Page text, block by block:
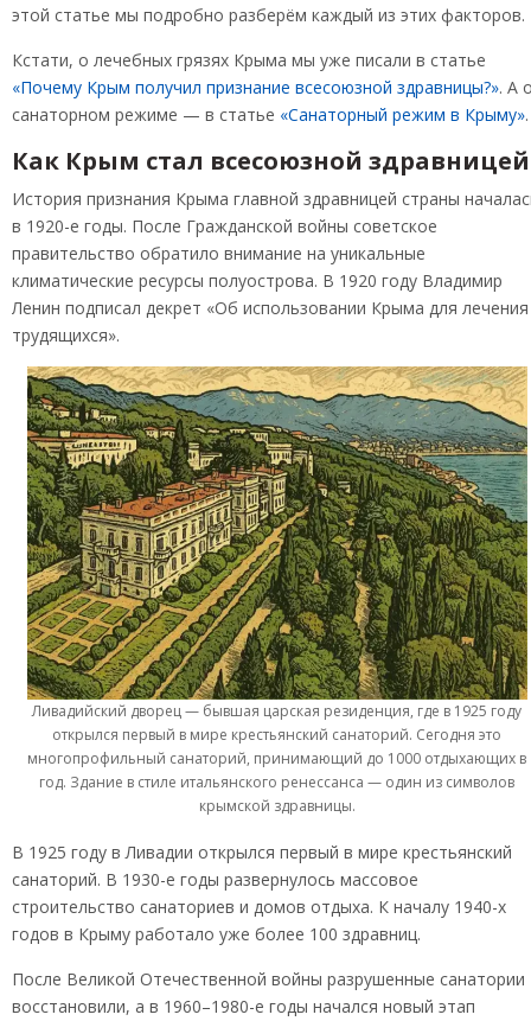
этой статье мы подробно разберём каждый из этих факторов.
Кстати, о лечебных грязях Крыма мы уже писали в статье
«Почему Крым получил признание всесоюзной здравницы?». А
санаторном режиме — в статье «Санаторный режим в Крыму».
Как Крым стал всесоюзной здравницей
История признания Крыма главной здравницей страны
в 1920-е годы. После Гражданской войны советское
правительство обратило внимание на уникальные
климатические ресурсы полуострова. В 1920 году Владимир
Ленин подписал декрет «Об использовании Крыма для лечения
трудящихся».
Ливадийский дворец — бывшая царская резиденция, где в 1925 году
открылся первый в мире крестьянский санаторий. Сегодня это
многопрофильный санаторий, принимающий до 1000 отдыхающих в
год. Здание в стиле итальянского ренессанса — один из символов
крымской здравницы.
В 1925 году в Ливадии открылся первый в мире крестьянский
санаторий. В 1930-е годы развернулось массовое
строительство санаториев и домов отдыха. К началу 1940-х
годов в Крыму работало уже более 100 здравниц.
После Великой Отечественной войны разрушенные санатории
восстановили, а в 1960–1980-е годы начался новый этап